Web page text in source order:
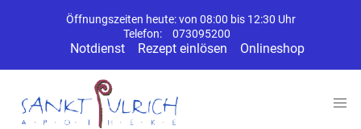
Öffnungszeiten heute: von 08:00 bis 12:30 Uhr
Telefon:
073095200
Notdienst Rezept einlösen Onlineshop